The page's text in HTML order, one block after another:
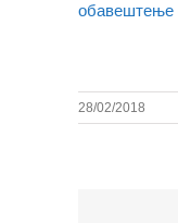
обавештење
28/02/2018